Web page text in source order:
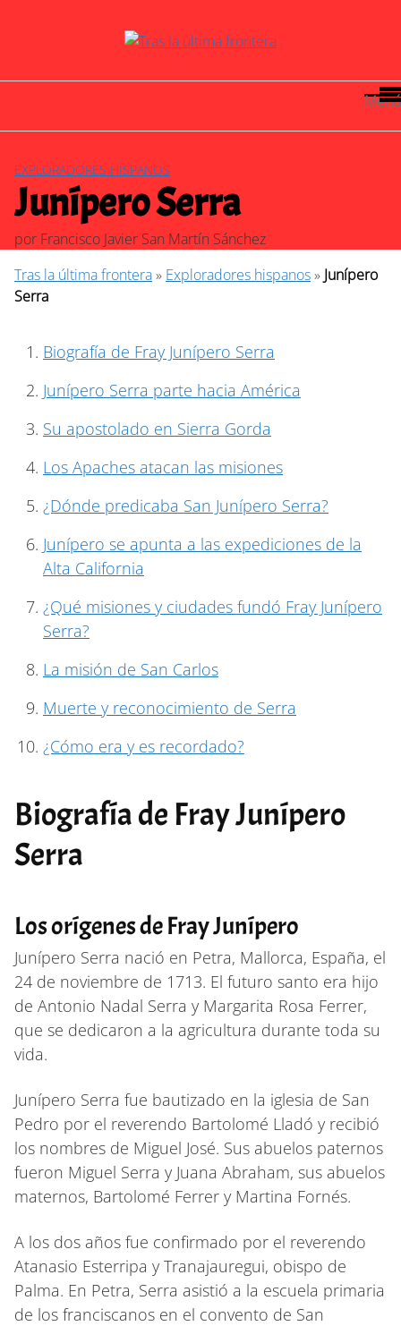
Menú
EXPLORADORES HISPANOS
Junípero Serra
por Francisco Javier San Martín Sánchez
Tras la última frontera» Exploradores hispanos» Junípero
Serra
Biografía de Fray Junípero Serra
Junípero Serra parte hacia América
Su apostolado en Sierra Gorda
Los Apaches atacan las misiones
¿Dónde predicaba San Junípero Serra?
Junípero se apunta a las expediciones de la
Alta California
¿Qué misiones y ciudades fundó Fray Junípero
Serra?
La misión de San Carlos
Muerte y reconocimiento de Serra
¿Cómo era y es recordado?
Biografía de Fray Junípero
Serra
Los orígenes de Fray Junípero
Junípero Serra nació en Petra, Mallorca, España, el
24 de noviembre de 1713. El futuro santo era hijo
de Antonio Nadal Serra y Margarita Rosa Ferrer,
que se dedicaron a la agricultura durante toda su
vida.
Junípero Serra fue bautizado en la iglesia de San
Pedro por el reverendo Bartolomé Lladó y recibió
los nombres de Miguel José. Sus abuelos paternos
fueron Miguel Serra y Juana Abraham, sus abuelos
maternos, Bartolomé Ferrer y Martina Fornés.
A los dos años fue confirmado por el reverendo
Atanasio Esterripa y Tranajauregui, obispo de
Palma. En Petra, Serra asistió a la escuela primaria
de los franciscanos en el convento de San